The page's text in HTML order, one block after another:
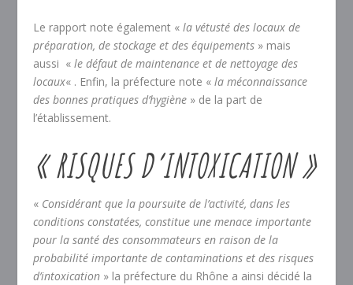
Le rapport note également «la vétusté des locaux de
préparation, de stockage et des équipements » mais
aussi «le défaut de maintenance et de nettoyage des
locaux« . Enfin, la préfecture note «la méconnaissance
des bonnes pratiques d’hygiène » de la part de
l’établissement.
« RISQUES D’INTOXICATION »
« Considérant que la poursuite de l’activité, dans les
conditions constatées, constitue une menace importante
pour la santé des consommateurs en raison de la
probabilité importante de contaminations et des risques
d’intoxication » la préfecture du Rhône a ainsi décidé la